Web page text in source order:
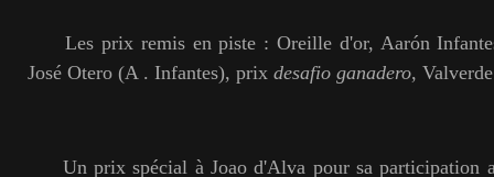
Les prix remis en piste : Oreille d'or, Aarón
José Otero (A . Infantes), prix desafio ganadero,
Un prix spécial à Joao d'Alva pour sa participation